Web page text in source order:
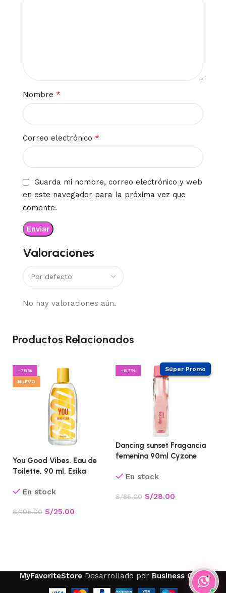
Valoraciones
No hay valoraciones aún.
Nombre *
Correo electrónico *
Guarda mi nombre, correo electrónico y web
en este navegador para la próxima vez que
comente.
Productos Relacionados
-76%
NUEVO
You Good Vibes. Eau de
Toilette, 90 ml. Esika
En stock
S/105.00 S/25.00
-67%
Dancing sunset Fragancia
femenina 90ml Cyzone
En stock
S/86.00 S/28.00
MyFavoriteStore Desarrollado por Business Code